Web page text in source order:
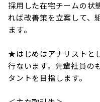
採用した在宅チームの状
れば改善策を立案して、
ます。
★はじめはアナリストと
行ないます。先輩社員の
タントを目指します。